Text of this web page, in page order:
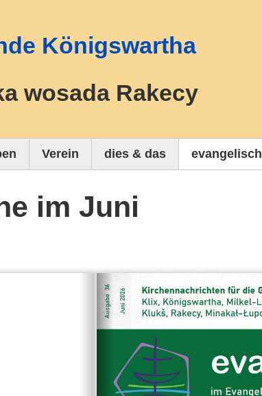
Königswartha
wosada Rakecy
Verein dies & das evangelisch
im Juni